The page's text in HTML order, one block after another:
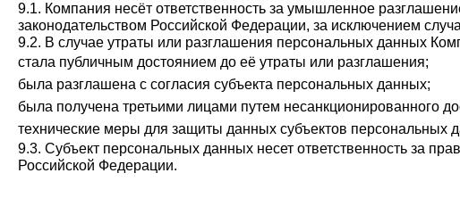
9.1. Компания несёт ответственность за умышленное
законодательством Российской Федерации, за исключением
9.2. В случае утраты или разглашения персональных данных
стала публичным достоянием до её утраты или разглашения;
была разглашена с согласия субъекта персональных данных;
была получена третьими лицами путем несанкционированного
технические меры для защиты данных субъектов персональных
9.3. Субъект персональных данных несет ответственность за
Российской Федерации.